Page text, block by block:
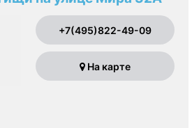
+7(495)822-49-09
На карте